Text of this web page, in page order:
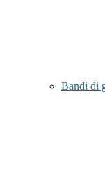
Bandi di